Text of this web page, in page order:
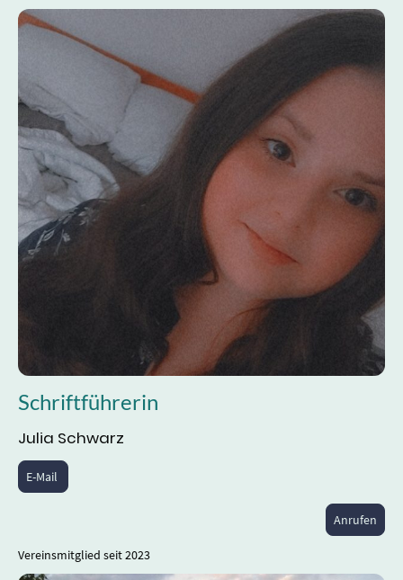
Schriftführerin
Julia Schwarz
E-Mail
Anrufen
Vereinsmitglied seit 2023